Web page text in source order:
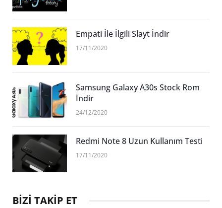
Empati İle İlgili Slayt İndir
17/11/2020
Samsung Galaxy A30s Stock Rom
İndir
24/12/2020
Redmi Note 8 Uzun Kullanım Testi
17/11/2020
BİZİ TAKİP ET